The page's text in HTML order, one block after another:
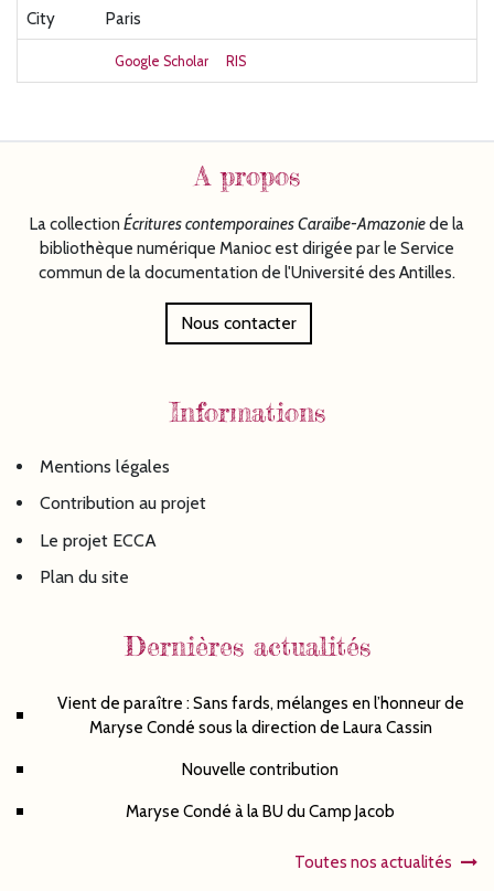
City
Paris
Google Scholar RIS
A propos
La collection Écriturescontemporaines Caraïbe-Amazoniede la
bibliothèque numérique Manioc est dirigée par le Service
commun de la documentation de l'Université des Antilles.
Nous contacter
Informations
Mentions légales
Contribution au projet
Le projet ECCA
Plan du site
Dernières actualités
Vient de paraître : Sans fards, mélanges en l’honneur de
Maryse Condé sous la direction de Laura Cassin
Nouvelle contribution
Maryse Condé à la BU du Camp Jacob
Toutes nos actualités